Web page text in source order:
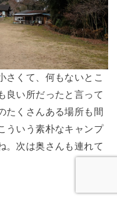
さくて、何もないとこ
良い所だったと言って
たくさんある場所も間
ういう素朴なキャンプ
。次は奥さんも連れて